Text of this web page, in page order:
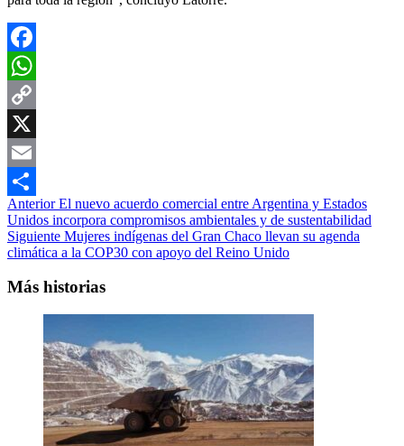
Facebook
WhatsApp
Copy
Link
X
Email
Compartir
Navegación
de
entradas
AnteriorEl nuevo acuerdo comercial entre Argentina y Estados
Unidos incorpora compromisos ambientales y de sustentabilidad
Siguiente Mujeres indígenas del Gran Chaco llevan su agenda
climática a la COP30 con apoyo del Reino Unido
Más historias